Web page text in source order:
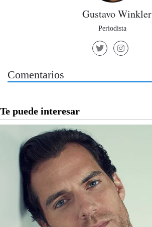
Gustavo Winkler
Periodista
Comentarios